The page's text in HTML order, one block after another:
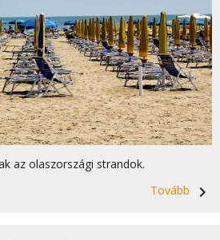
az olaszországi strandok.
Tovább
navigate_next